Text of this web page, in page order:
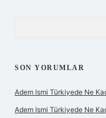
SON YORUMLAR
Adem Ismi Türkiyede Ne
Adem Ismi Türkiyede Ne